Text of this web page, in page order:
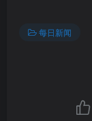
每日新闻